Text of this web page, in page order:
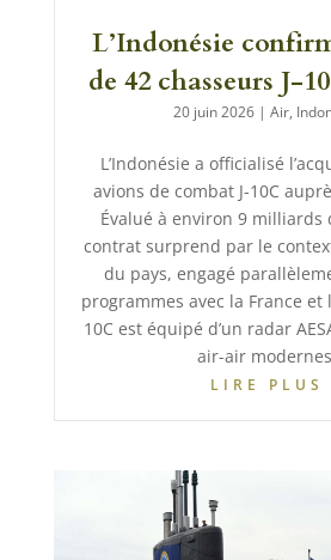
L’Indonésie
de 42 chasseurs J-
20 juin 2026 |Air,
L’Indonésie a officialisé
avions de combat J-10C
Évalué à environ 9 milliards
contrat surprend par le
du pays, engagé
programmes avec la France et
10C est équipé d’un radar
air-air
LIRE PLUS